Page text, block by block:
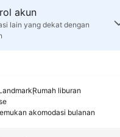
akun
lain yang dekat dengan
Rumah liburan
akomodasi bulanan